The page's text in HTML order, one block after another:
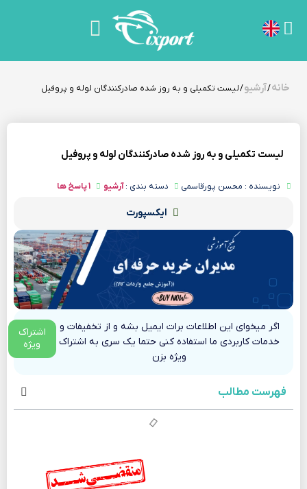
خانه/آرشیو/ لیست تکمیلی و به روز شده صادرکنندگان لوله و پروفیل
لیست تکمیلی و به روز شده صادرکنندگان لوله و پروفیل
نویسنده : محسن پورقاسمی دسته بندی :آرشیو 1 پاسخ ها
ایکسپورت
اگر میخوای این اطلاعات برات ایمیل بشه و از تخفیفات و
خدمات کاربردی ما استفاده کنی حتما یک سری به اشتراک
ویژه بزن
اشتراک
ویژه
فهرست مطالب